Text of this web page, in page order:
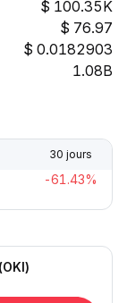
100.35K
76.97
0.0182903
1.08B
30 jours
-61.43%